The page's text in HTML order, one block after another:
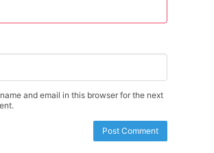
and email in this browser for the next